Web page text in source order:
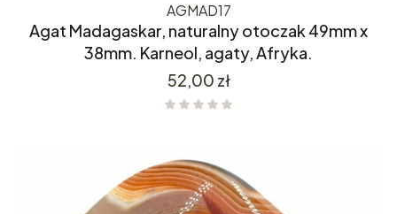
AGMAD17
Agat Madagaskar, naturalny otoczak 49mm x
38mm. Karneol, agaty, Afryka.
Cena
52,00 zł